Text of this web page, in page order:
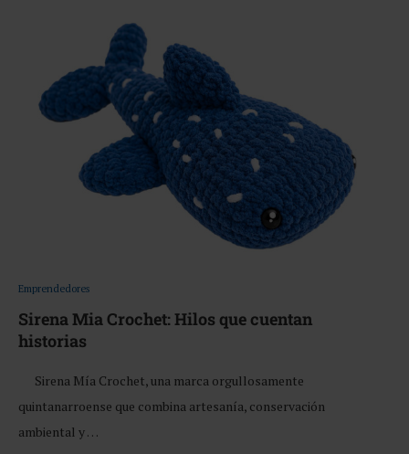
Emprendedores
Sirena Mia Crochet: Hilos que cuentan
historias
Sirena Mía Crochet, una marca orgullosamente
quintanarroense que combina artesanía, conservación
ambiental y …